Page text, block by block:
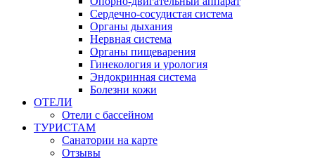
Сердечно-сосудистая система
Органы дыхания
Нервная система
Органы пищеварения
Гинекология и урология
Эндокринная система
Болезни кожи
ОТЕЛИ
Отели с бассейном
ТУРИСТАМ
Санатории на карте
Отзывы